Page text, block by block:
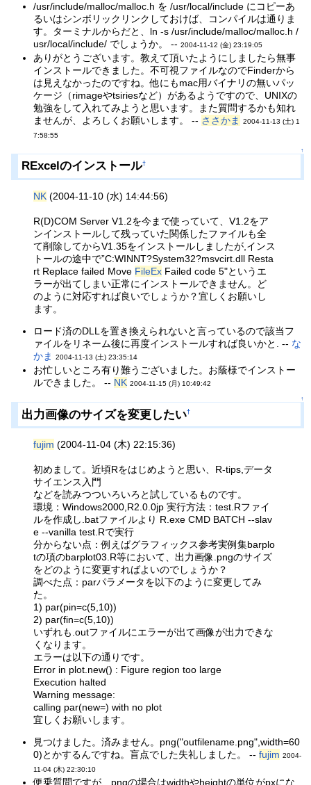
/usr/include/malloc/malloc.h を /usr/local/include にコピーあ
るいはシンボリックリンクしておけば、コンパイルは通りま
す。ターミナルからだと、ln -s /usr/include/malloc/malloc.h /
usr/local/include/ でしょうか。 --2004-11-12 (金) 23:19:05
ありがとうございます。教えて頂いたようにしましたら無事
インストールできました。不可視ファイルなのでFinderから
は見えなかったのですね。他にもmac用バイナリの無いパッ
ケージ（rimageやtsiriesなど）があるようですので、UNIXの
勉強をして入れてみようと思います。また質問するかも知れ
ませんが、よろしくお願いします。 -- ささかま
2004-11-13 (土) 1
7:58:55
↑
RExcelのインストール†
NK (2004-11-10 (水) 14:44:56)
R(D)COM Server V1.2を今まで使っていて、V1.2をア
ンインストールして残っていた関係したファイルも全
て削除してからV1.35をインストールしましたが,インス
トールの途中で”C:WINNT?System32?msvcirt.dll Resta
rt Replace failed Move FileEx Failed code 5"というエ
ラーが出てしまい正常にインストールできません。ど
のように対応すれば良いでしょうか？宜しくお願いし
ます。
ロード済のDLLを置き換えられないと言っているので該当フ
ァイルをリネーム後に再度インストールすれば良いかと. -- な
かま
2004-11-13 (土) 23:35:14
お忙しいところ有り難うございました。お蔭様でインストー
ルできました。 -- NK 2004-11-15 (月) 10:49:42
↑
出力画像のサイズを変更したい†
fujim (2004-11-04 (木) 22:15:36)
初めまして。近頃Rをはじめようと思い、R-tips,データ
サイエンス入門
などを読みつついろいろと試しているものです。
環境：Windows2000,R2.0.0jp 実行方法：test.Rファイ
ルを作成し.batファイルより R.exe CMD BATCH --slav
e --vanilla test.Rで実行
分からない点：例えばグラフィックス参考実例集barplo
tの項のbarplot03.R等において、出力画像.pngのサイズ
をどのように変更すればよいのでしょうか？
調べた点：parパラメータを以下のように変更してみ
た。
1) par(pin=c(5,10))
2) par(fin=c(5,10))
いずれも.outファイルにエラーが出て画像が出力できな
くなります。
エラーは以下の通りです。
Error in plot.new() : Figure region too large
Execution halted
Warning message:
calling par(new=) with no plot
宜しくお願いします。
見つけました。済みません。png("outfilename.png",width=60
0)とかするんですね。盲点でした失礼しました。 --fujim 2004-
11-04 (木) 22:30:10
便乗質問ですが、pngの場合はwidthやheightの単位がpxにな